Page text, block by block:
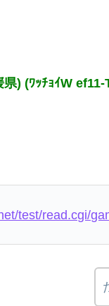
) (ﾜｯﾁｮｲW ef11-
test/read.cgi/